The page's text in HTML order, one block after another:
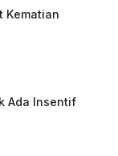
Kematian
Ada Insentif